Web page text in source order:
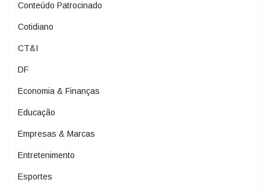
Conteúdo Patrocinado
Cotidiano
CT&I
DF
Economia & Finanças
Educação
Empresas & Marcas
Entretenimento
Esportes